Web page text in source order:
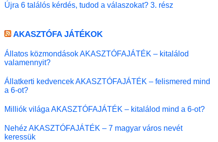
Újra 6 találós kérdés, tudod a válaszokat? 3. rész
AKASZTÓFA JÁTÉKOK
Állatos közmondások AKASZTÓFAJÁTÉK – kitalálod
valamennyit?
Állatkerti kedvencek AKASZTÓFAJÁTÉK – felismered mind
a 6-ot?
Milliók világa AKASZTÓFAJÁTÉK – kitalálod mind a 6-ot?
Nehéz AKASZTÓFAJÁTÉK – 7 magyar város nevét
keressük